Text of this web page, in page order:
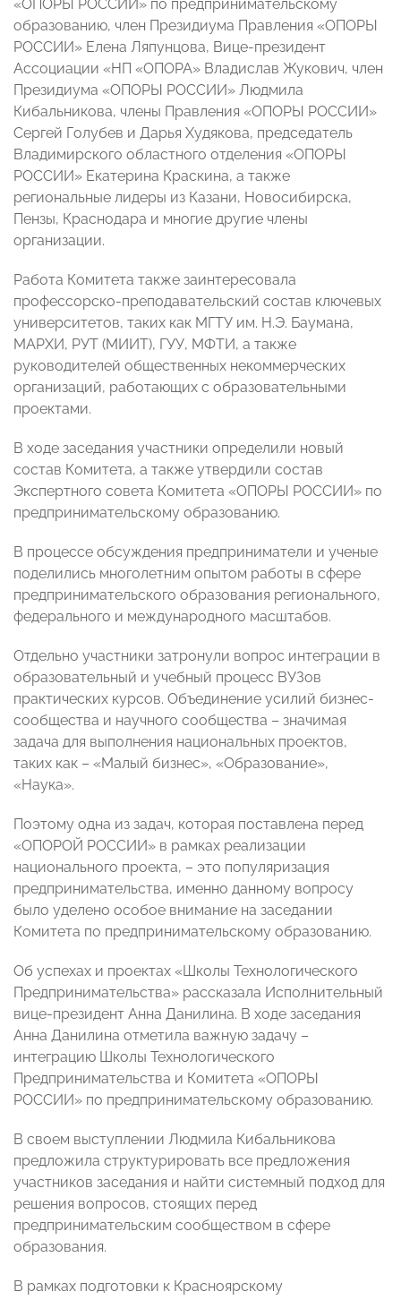
«ОПОРЫ РОССИИ» по предпринимательскому
образованию, член Президиума Правления «ОПОРЫ
РОССИИ» Елена Ляпунцова, Вице-президент
Ассоциации «НП «ОПОРА» Владислав Жукович, член
Президиума «ОПОРЫ РОССИИ» Людмила
Кибальникова, члены Правления «ОПОРЫ РОССИИ»
Сергей Голубев и Дарья Худякова, председатель
Владимирского областного отделения «ОПОРЫ
РОССИИ» Екатерина Краскина, а также
региональные лидеры из Казани, Новосибирска,
Пензы, Краснодара и многие другие члены
организации.
Работа Комитета также заинтересовала
профессорско-преподавательский состав ключевых
университетов, таких как МГТУ им. Н.Э. Баумана,
МАРХИ, РУТ (МИИТ), ГУУ, МФТИ, а также
руководителей общественных некоммерческих
организаций, работающих с образовательными
проектами.
В ходе заседания участники определили новый
состав Комитета, а также утвердили состав
Экспертного совета Комитета «ОПОРЫ РОССИИ» по
предпринимательскому образованию.
В процессе обсуждения предприниматели и ученые
поделились многолетним опытом работы в сфере
предпринимательского образования регионального,
федерального и международного масштабов.
Отдельно участники затронули вопрос интеграции в
образовательный и учебный процесс ВУЗов
практических курсов. Объединение усилий бизнес-
сообщества и научного сообщества – значимая
задача для выполнения национальных проектов,
таких как – «Малый бизнес», «Образование»,
«Наука».
Поэтому одна из задач, которая поставлена перед
«ОПОРОЙ РОССИИ» в рамках реализации
национального проекта, – это популяризация
предпринимательства, именно данному вопросу
было уделено особое внимание на заседании
Комитета по предпринимательскому образованию.
Об успехах и проектах «Школы Технологического
Предпринимательства» рассказала Исполнительный
вице-президент Анна Данилина. В ходе заседания
Анна Данилина отметила важную задачу –
интеграцию Школы Технологического
Предпринимательства и Комитета «ОПОРЫ
РОССИИ» по предпринимательскому образованию.
В своем выступлении Людмила Кибальникова
предложила структурировать все предложения
участников заседания и найти системный подход для
решения вопросов, стоящих перед
предпринимательским сообществом в сфере
образования.
В рамках подготовки к Красноярскому